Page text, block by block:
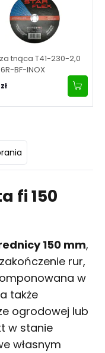
tnąca T41-230-2,0
BF-INOX
fi 150
150 mm,
rur,
w
także
ogrodowej lub
w stanie
własnym